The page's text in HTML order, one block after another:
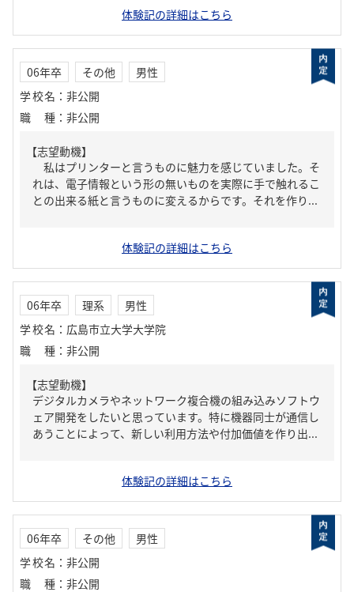
体験記の詳細はこちら
06年卒 その他
男性
学校名 ： 非公開
職種 ： 非公開
【志望動機】
私はプリンターと言うものに魅力を感じていました。そ
れは、電子情報という形の無いものを実際に手で触れるこ
との出来る紙と言うものに変えるからです。それを作り...
体験記の詳細はこちら
06年卒 理系
男性
学校名 ： 広島市立大学大学院
職種 ： 非公開
【志望動機】
デジタルカメラやネットワーク複合機の組み込みソフトウ
ェア開発をしたいと思っています。特に機器同士が通信し
あうことによって、新しい利用方法や付加価値を作り出...
体験記の詳細はこちら
06年卒 その他
男性
学校名 ： 非公開
職種 ： 非公開